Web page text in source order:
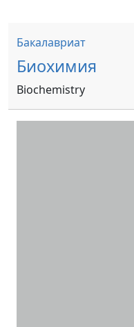
Бакалавриат
Биохимия
Biochemistry